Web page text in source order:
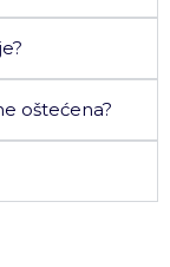
oštećena?